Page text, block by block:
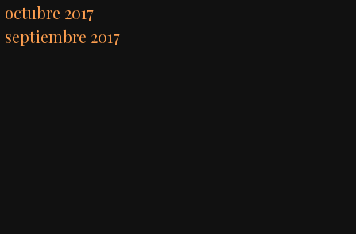
octubre 2017
septiembre 2017